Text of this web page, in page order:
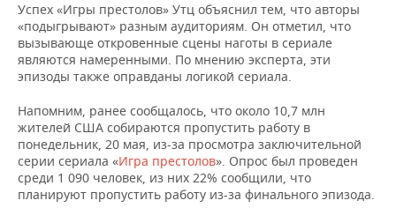
ВУЗЫ ТАТАРСТАНА
КОМУ ПРИНАДЛЕЖАТ
ТОРГОВЫЕ ЦЕНТРЫ
БАНКИ
БЮДЖЕТ
ИНВЕСТИЦИИ
АГРОПРОМ
МАШИНОСТРОЕНИЕ
НЕФТЕХИМИЯ
НЕФТЬ
ОПК
НОВОСТИ НЕДВИЖИМОСТИ
АВТО
НОВОСТИ АВТО
БИЗНЕС
НОВОСТИ БИЗНЕСА
РОЗНИЧНАЯ ТОРГОВЛЯ
ТРАНСПОРТ
ТЕХНОЛОГИИ
НОВОСТИ ТЕХНОЛОГИЙ
IT
МЕРОПРИЯТИЯ
НОВОСТИ МЕРОПРИЯТИЙ
СПОРТ
Успех «Игры престолов» Утц объяснил тем, что авторы
«подыгрывают» разным аудиториям. Он отметил, что
вызывающе откровенные сцены наготы в сериале
являются намеренными. По мнению эксперта, эти
эпизоды также оправданы логикой сериала.
Напомним, ранее сообщалось, что около 10,7 млн
жителей США собираются пропустить работу в
понедельник, 20 мая, из-за просмотра заключительной
серии сериала «Игра престолов». Опрос был проведен
среди 1 090 человек, из них 22% сообщили, что
планируют пропустить работу из-за финального эпизода.